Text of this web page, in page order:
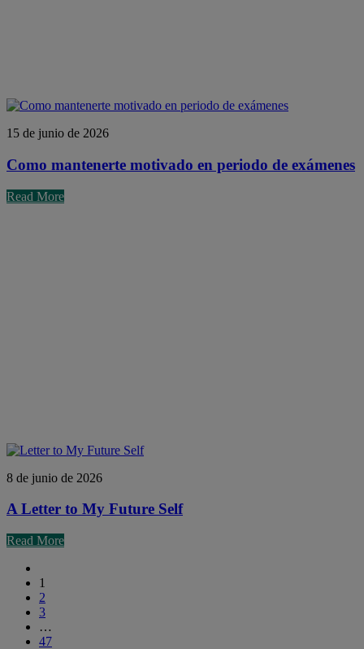
15 de junio de 2026
Como mantenerte motivado en periodo de exámenes
Read More
8 de junio de 2026
A Letter to My Future Self
Read More
1
2
3
…
47